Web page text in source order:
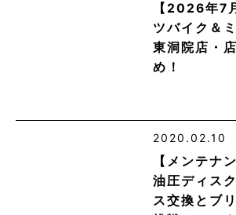
【2026年7
ツバイク＆
東洞院店・
め！
2020.02.10
【メンテナ
油圧ディス
ス交換とブ